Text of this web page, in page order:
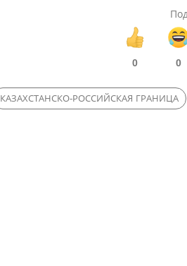
0 0
КАЗАХСТАНСКО-РОССИЙСКАЯ ГРАНИЦА